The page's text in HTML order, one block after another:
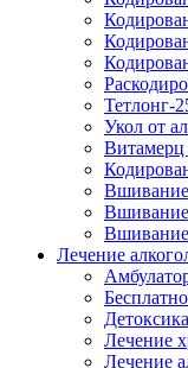
Тетлонг-
Укол от
Вшивание
Лечение
Лечение
Лечение